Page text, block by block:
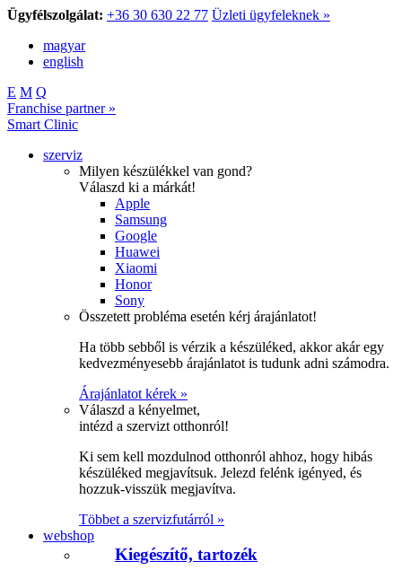
Ügyfélszolgálat: +36 30 630 22 77 Üzleti ügyfeleknek »
magyar
english
E M Q
Franchise partner »
Smart Clinic
szerviz
Milyen készülékkel van gond?
Válaszd ki a márkát!
Apple
Samsung
Google
Huawei
Xiaomi
Honor
Sony
Összetett probléma esetén kérj árajánlatot!
Ha több sebből is vérzik a készüléked, akkor akár egy
kedvezményesebb árajánlatot is tudunk adni számodra.
Árajánlatot kérek »
Válaszd a kényelmet,
intézd a szervizt otthonról!
Ki sem kell mozdulnod otthonról ahhoz, hogy hibás
készüléked megjavítsuk. Jelezd felénk igényed, és
hozzuk-visszük megjavítva.
Többet a szervizfutárról »
webshop
Kiegészítő, tartozék